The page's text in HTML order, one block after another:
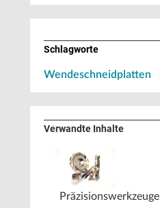
Schlagworte
Wendeschneidplatten
Verwandte Inhalte
Präzisionswerkzeuge